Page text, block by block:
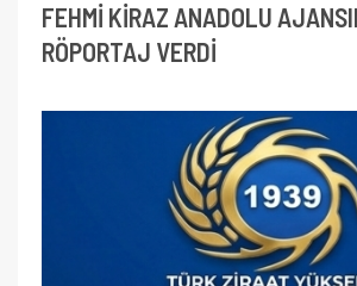
FEHMİ KİRAZ ANADOLU
RÖPORTAJ VERDİ